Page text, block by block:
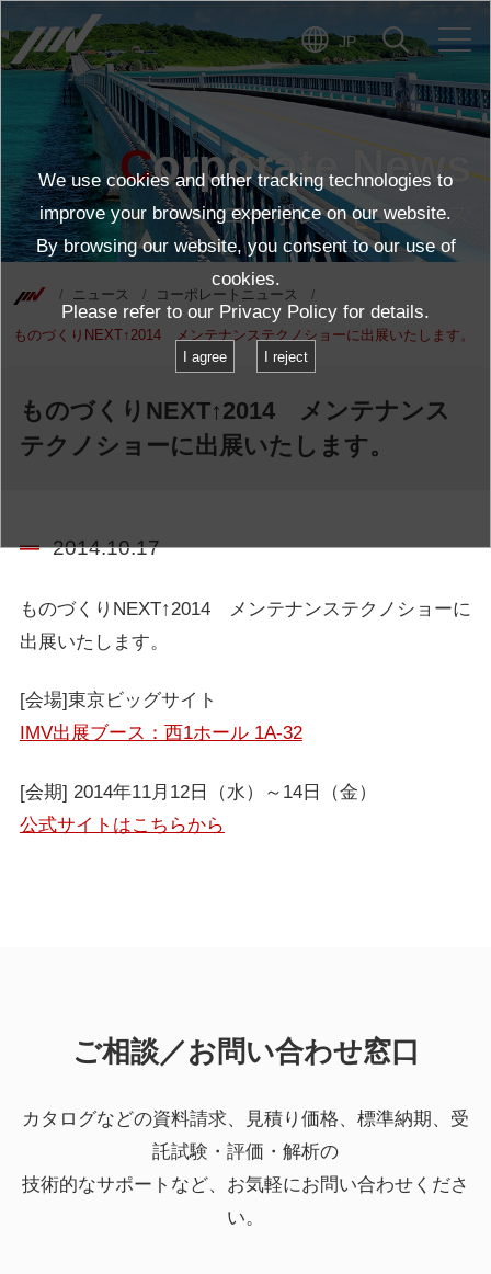
JP
Corporate News
コーポレートニュース
ニュース コーポレートニュース
ものづくりNEXT↑2014 メンテナンステクノショーに出展いたします。
ものづくりNEXT↑2014 メンテナンス
テクノショーに出展いたします。
2014.10.17
ものづくりNEXT↑2014 メンテナンステクノショーに
出展いたします。
[会場]東京ビッグサイト
IMV出展ブース：西1ホール 1A-32
[会期] 2014年11月12日（水）～14日（金）
公式サイトはこちらから
ご相談／お問い合わせ窓口
カタログなどの資料請求、見積り価格、標準納期、受
託試験・評価・解析の
技術的なサポートなど、お気軽にお問い合わせくださ
い。
We use cookies and other tracking technologies to
improve your browsing experience on our website.
By browsing our website, you consent to our use of
cookies.
Please refer to our Privacy Policy for details.
I agree I reject